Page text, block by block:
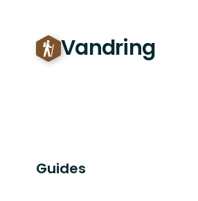
Vandring
Guides